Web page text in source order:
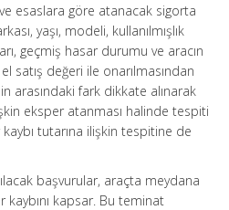
esaslara göre atanacak sigorta
yaşı, modeli, kullanılmışlık
geçmiş hasar durumu ve aracın
satış değeri ile onarılmasından
arasındaki fark dikkate alınarak
eksper atanması halinde tespiti
tutarına ilişkin tespitine de
başvurular, araçta meydana
kapsar. Bu teminat